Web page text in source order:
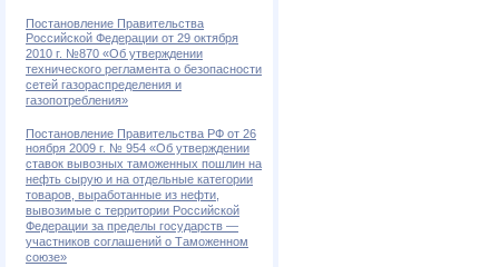
Постановление Правительства
Российской Федерации от 29 октября
2010 г. №870 «Об утверждении
технического регламента о безопасности
сетей газораспределения и
газопотребления»
Постановление Правительства РФ от 26
ноября 2009 г. № 954 «Об утверждении
ставок вывозных таможенных пошлин на
нефть сырую и на отдельные категории
товаров, выработанные из нефти,
вывозимые с территории Российской
Федерации за пределы государств —
участников соглашений о Таможенном
союзе»